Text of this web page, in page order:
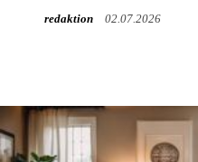
redaktion 02.07.2026